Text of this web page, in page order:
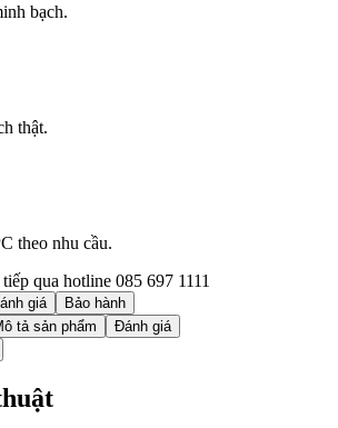
bạch.
thật.
theo nhu cầu.
qua hotline 085 697 1111
giá
Bảo hành
tả sản phẩm
Đánh giá